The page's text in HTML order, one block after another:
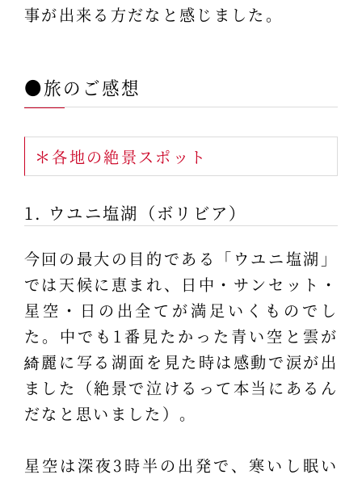
事が出来る方だなと感じました。
●旅のご感想
＊各地の絶景スポット
1. ウユニ塩湖（ボリビア）
今回の最大の目的である「ウユニ塩湖」
では天候に恵まれ、日中・サンセット・
星空・日の出全てが満足いくものでし
た。中でも1番見たかった青い空と雲が
綺麗に写る湖面を見た時は感動で涙が出
ました（絶景で泣けるって本当にあるん
だなと思いました）。
星空は深夜3時半の出発で、寒いし眠い